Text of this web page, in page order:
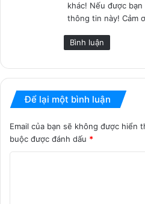
khác! Nếu được
thông tin này! Cảm
Bình luận
Để lại một bình luận
Email của bạn sẽ không được hiển
buộc được đánh dấu *